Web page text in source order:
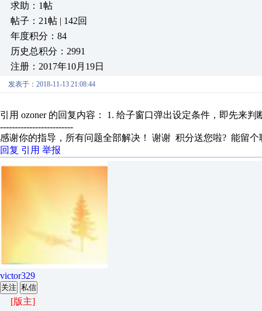
求助：1帖
帖子：21帖 | 142回
年度积分：84
历史总积分：2991
注册：2017年10月19日
发表于：2018-11-13 21:08:44
引用 ozoner 的回复内容： 1. 给子窗口弹出设定条件，即先来判
-------------------------
感谢你的指导，所有问题全部解决！ 谢谢 积分送您啦? 能留个
回复 引用 举报
victor329
关注 私信
[版主]